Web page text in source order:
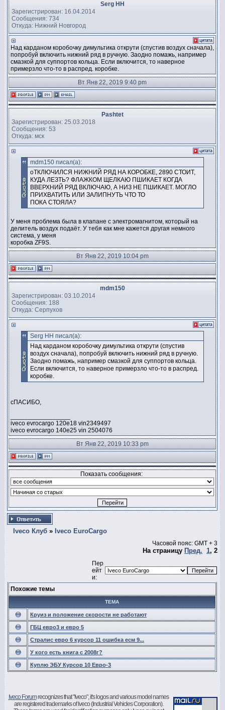
Serg HH
Зарегистрирован: 16.04.2014
Сообщения: 734
Откуда: Нижний Новгород
Над карданом коробочку димультика открути (спустив воздух сначала),
попробуй включить нижний ряд в ручную. Заодно помажь, например
смазкой для суппортов кольца. Если включится, то наверное
примерзло что-то в распред. коробке.
Вт Янв 22, 2019 9:40 pm
Pashtet
Зарегистрирован: 25.03.2018
Сообщения: 53
Откуда: мск
mdm150 писал(а):
оТКЛЮЧИЛСЯ НИЖНИЙ РЯД НА КОРОБКЕ, 2890 СТОИТ,
КУДА ЛЕЗТЬ? ФЛАЖКОМ ЩЕЛКАЮ ПШИКАЕТ КОГДА
ВВЕРХНИЙ РЯД ВКЛЮЧАЮ, А НИЗ НЕ ПШИКАЕТ. МОГЛО
ПРИХВАТИТЬ ИЛИ ЗАЛИПНУТЬ ЧТО ТО
ПОКА СТОЯЛА?
У меня проблема была в клапане с электромагнитом, который на
делитель воздух подаёт. У тебя как мне кажется другая немного
система, у меня
коробка ZF9S.
Вт Янв 22, 2019 10:04 pm
mdm150
Зарегистрирован: 03.10.2014
Сообщения: 188
Откуда: Серпухов
Serg HH писал(а):
Над карданом коробочку димультика открути (спустив
воздух сначала), попробуй включить нижний ряд в ручную.
Заодно помажь, например смазкой для суппортов кольца.
Если включится, то наверное примерзло что-то в распред.
коробке.
сПАСИБО,
iveco evrocargo 120e18 vin2349497
iveco evrocargo 140e25 vin 2504076
Вт Янв 22, 2019 10:33 pm
Показать сообщения:
Iveco Клуб » Iveco EuroCargo
Часовой пояс: GMT + 3
На страницу Пред. 1, 2
Пер
ейт
и:
Похожие темы
ТЕМА
Круиз и положение скорости не работают
ГБЦ евро3 и евро 5
Стралис евро 6 курсор 11 ошибка есм 9...
У кого есть книга с 2008г?
Куплю ЭБУ Курсор 10 Евро-3
Iveco Forumrecognizes that "Iveco", it's logos and various model names
are registered trademarks of Iveco (Industrial Vehicles Corporation).